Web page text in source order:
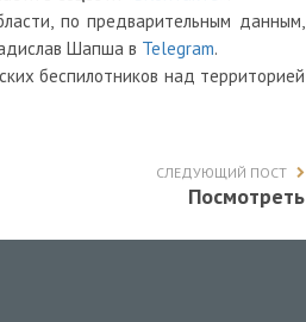
по предварительным данным,
Шапша в Telegram.
беспилотников над территорией
СЛЕДУЮЩИЙ ПОСТ
Посмотреть